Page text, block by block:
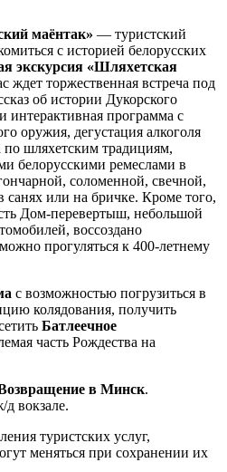
маёнтак» — туристский
с историей белорусских
экскурсия «Шляхетская
ждет торжественная встреча под
об истории Дукорского
интерактивная программа с
оружия, дегустация алкоголя
по шляхетским традициям,
белорусскими ремеслами в
соломенной, свечной,
санях или на бричке. Кроме того,
Дом-перевертыш, небольшой
воссоздано
прогуляться к 400-летнему
с возможностью погрузиться в
колядования, получить
Батлеечное
часть Рождества на
в Минск.
вокзале.
туристских услуг,
меняться при сохранении их